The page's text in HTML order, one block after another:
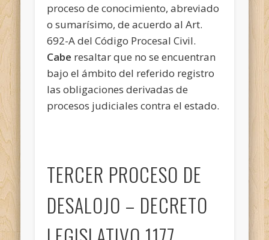
proceso de conocimiento, abreviado
o sumarísimo, de acuerdo al Art.
692-A del Código Procesal Civil.
Cabe resaltar que no se encuentran
bajo el ámbito del referido registro
las obligaciones derivadas de
procesos judiciales contra el estado.
TERCER PROCESO DE
DESALOJO – DECRETO